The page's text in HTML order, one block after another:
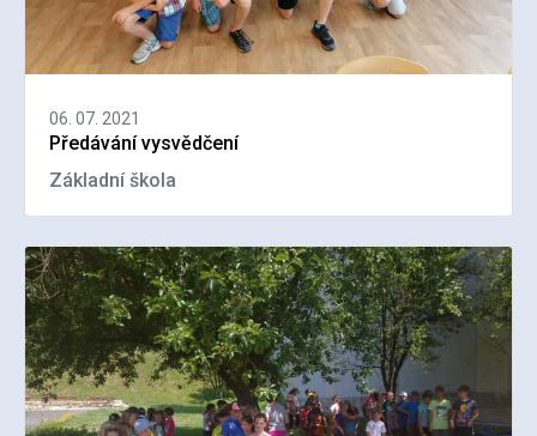
06. 07. 2021
Předávání vysvědčení
Základní škola